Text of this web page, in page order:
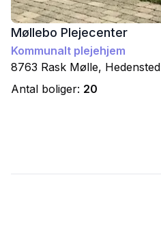
Møllebo Plejecenter
Kommunalt plejehjem
8763 Rask Mølle, Hedensted
Antal boliger: 20